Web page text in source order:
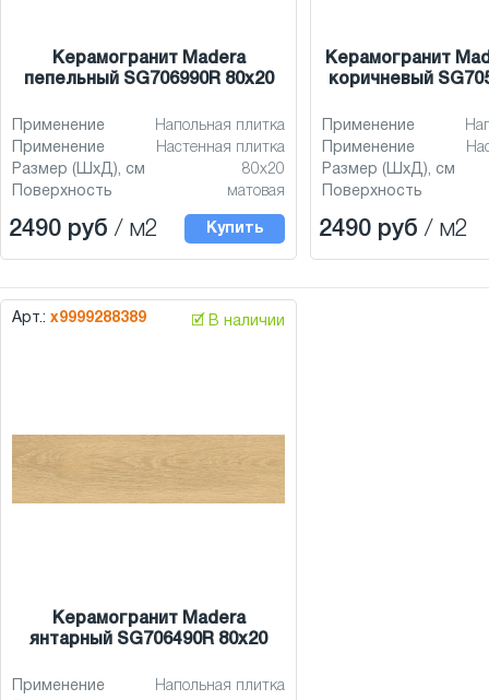
Керамогранит Madera
пепельный SG706990R 80x20
Применение
Напольная плитка
Применение
Настенная плитка
Размер (ШхД), см
80x20
Поверхность
матовая
2490 руб / м2 Купить
Керамогранит
коричневый
Применение
Применение
Размер (ШхД), см
Поверхность
2490 руб / м2
Арт.: х9999288389 🗹 В наличии
Керамогранит Madera
янтарный SG706490R 80x20
Применение
Напольная плитка